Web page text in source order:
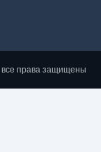
все права защищены